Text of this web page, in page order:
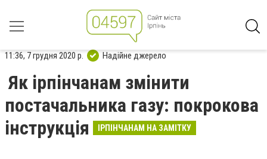
11:36, 7 грудня 2020 р. Надійне джерело
Як ірпінчанам змінити
постачальника газу: покрокова
інструкція
ІРПІНЧАНАМ НА ЗАМІТКУ